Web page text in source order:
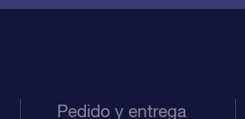
Pedido y entrega